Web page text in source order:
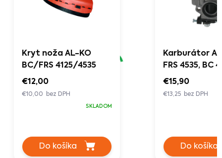
Kryt noža AL-KO
BC/FRS 4125/4535
€12,00
€10,00 bez DPH
SKLADOM
Do košíka
Karburátor
FRS 4535, BC
€15,90
€13,25 bez DPH
Do košíka